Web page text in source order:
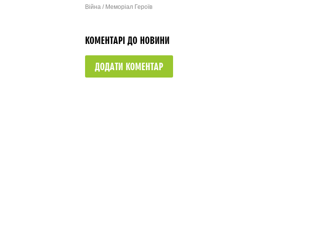
Ярослав
Війна / Меморіал Героїв
КОМЕНТАРІ ДО НОВИНИ
ДОДАТИ КОМЕНТАР